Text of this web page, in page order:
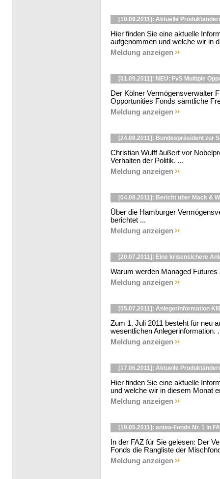
[10.09.2011]: Aktuelle
Hier finden Sie eine aktuelle
aufgenommen und welche wir in
Meldung anzeigen
[01.09.2011]: NEU: FvS Multiple
Der Kölner Vermögensverwalter
Opportunities Fonds sämtliche
Meldung anzeigen
[24.08.2011]: Bundespräsident zur
Christian Wulff äußert vor
Verhalten der Politik. ...
Meldung anzeigen
[04.08.2011]: Bericht über Mack &
Über die Hamburger
berichtet ...
Meldung anzeigen
[20.07.2011]: Eine krisensichere
Warum werden Managed
Meldung anzeigen
[05.07.2011]: Anlegerinformation
Zum 1. Juli 2011 besteht für neu
wesentlichen Anlegerinformation.
Meldung anzeigen
[17.06.2011]: Aktuelle
Hier finden Sie eine aktuelle
und welche wir in diesem Monat
Meldung anzeigen
[19.05.2011]: antea-Fonds Nr. 1 in
In der FAZ für Sie gelesen: Der
Fonds die Rangliste der
Meldung anzeigen